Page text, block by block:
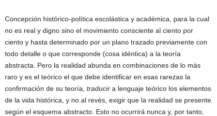
Concepción histórico-política escolástica y académica, para la cual
no es real y digno sino el movimiento consciente al ciento por
ciento y hasta determinado por un plano trazado previamente con
todo detalle o que corresponde (cosa idéntica) a la teoría
abstracta. Pero la realidad abunda en combinaciones de lo más
raro y es el teórico el que debe identificar en esas rarezas la
confirmación de su teoría, traducir a lenguaje teórico los elementos
de la vida histórica, y no al revés, exigir que la realidad se presente
según el esquema abstracto. Esto no ocurrirá nunca y, por tanto,